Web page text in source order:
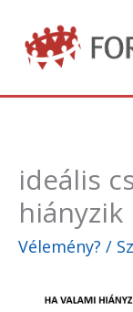
content
ideális
hiányzik
Vélemény? /